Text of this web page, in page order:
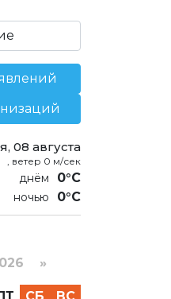
08 августа
, ветер 0 м/сек
0°C
0°C
»